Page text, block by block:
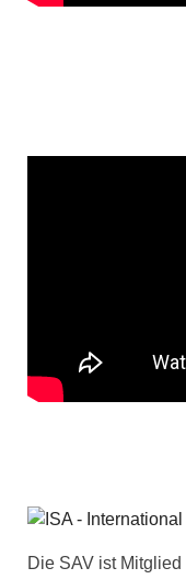
Die SAV ist